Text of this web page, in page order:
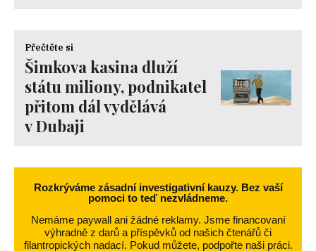
Přečtěte si
Šimkova kasina dluží
státu miliony, podnikatel
přitom dál vydělává
v Dubaji